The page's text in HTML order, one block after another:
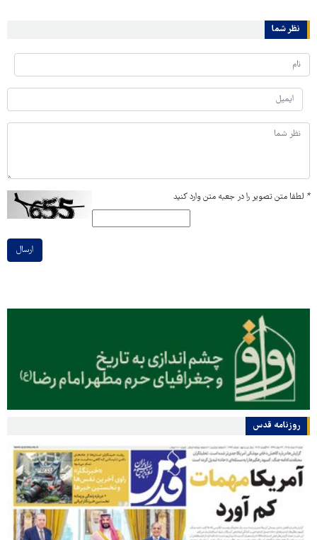
نظر شما
* لطفا متن تصویر را در جعبه متن وارد کنید
ارسال
روزنامه قدس